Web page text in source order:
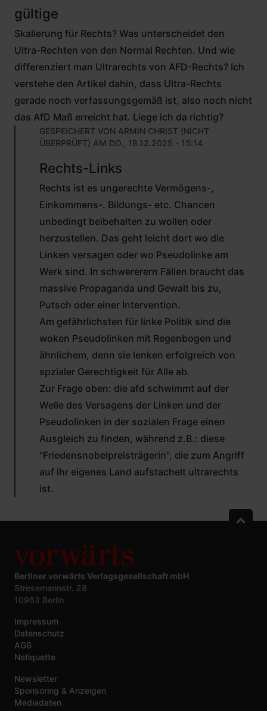
gültige
Skalierung für Rechts? Was unterscheidet den
Ultra-Rechten von den Normal Rechten. Und wie
differenziert man Ultrarechts von AFD-Rechts? Ich
verstehe den Artikel dahin, dass Ultra-Rechts
gerade noch verfassungsgemäß ist, also noch nicht
das AfD Maß erreicht hat. Liege ich da richtig?
GESPEICHERT VON ARMIN CHRIST (NICHT
ÜBERPRÜFT) AM DO., 18.12.2025 - 15:14
AUF
MAX
FREITAG
ÜBERPRÜFT)
Rechts-Links
Rechts ist es ungerechte Vermögens-,
Einkommens-. Bildungs- etc. Chancen
unbedingt beibehalten zu wollen oder
herzustellen. Das geht leicht dort wo die
Linken versagen oder wo Pseudolinke am
Werk sind. In schwererern Fällen braucht das
massive Propaganda und Gewalt bis zu,
Putsch oder einer Intervention.
Am gefährlichsten für linke Politik sind die
woken Pseudolinken mit Regenbogen und
ähnlichem, denn sie lenken erfolgreich von
spzialer Gerechtigkeit für Alle ab.
Zur Frage oben: die afd schwimmt auf der
Welle des Versagens der Linken und der
Pseudolinken in der sozialen Frage einen
Ausgleich zu finden, während z.B.: diese
"Friedensnobelpreisträgerin", die zum Angriff
auf ihr eigenes Land aufstachelt ultrarechts
ist.
Berliner vorwärts Verlagsgesellschaft mbH
Stresemannstr. 28
10963 Berlin
Impressum
Datenschutz
AGB
Netiquette
Newsletter
Sponsoring & Anzeigen
Mediadaten